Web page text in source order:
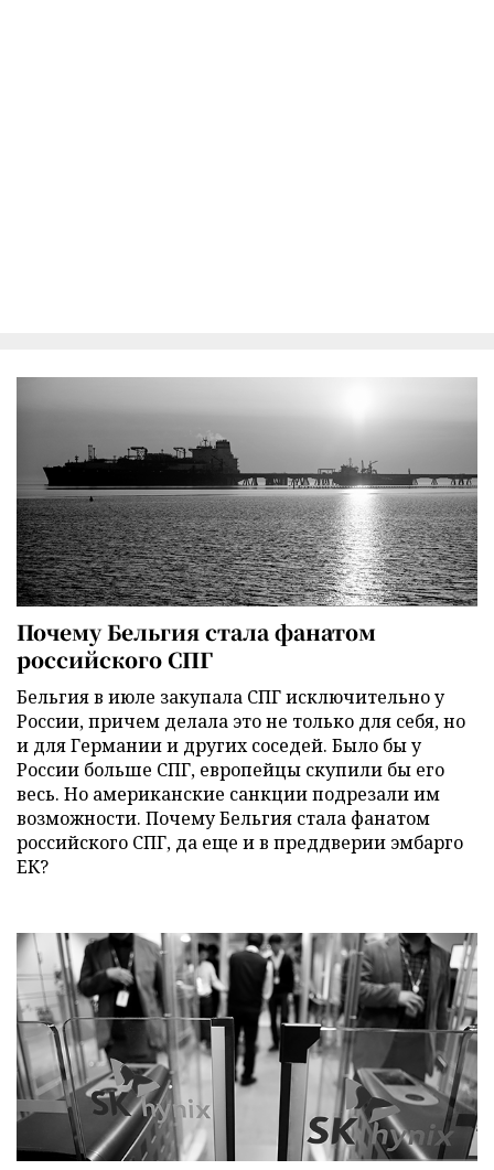
Почему Бельгия стала фанатом
российского СПГ
Бельгия в июле закупала СПГ исключительно у
России, причем делала это не только для себя, но
и для Германии и других соседей. Было бы у
России больше СПГ, европейцы скупили бы его
весь. Но американские санкции подрезали им
возможности. Почему Бельгия стала фанатом
российского СПГ, да еще и в преддверии эмбарго
ЕК?